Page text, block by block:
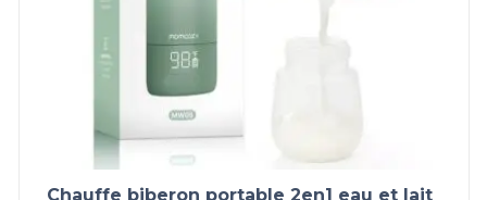
Chauffe biberon portable 2en1 eau et lait